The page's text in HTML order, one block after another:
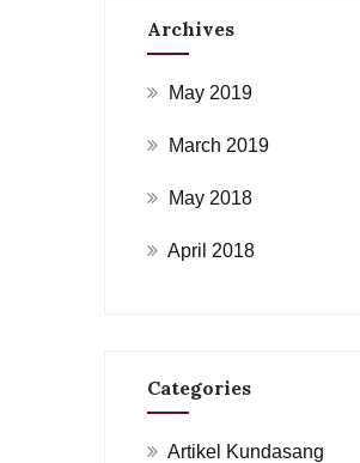
Archives
May 2019
March 2019
May 2018
April 2018
Categories
Artikel Kundasang